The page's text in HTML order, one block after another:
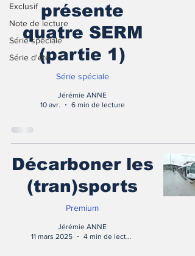
Exclusif
Note de lecture
Série spéciale
Série d'été
présente
quatre SERM
(partie 1)
Série spéciale
Jérémie ANNE
10 avr.
6 min de lecture
Décarboner les
(tran)sports
Premium
Jérémie ANNE
11 mars 2025
4 min de lecture